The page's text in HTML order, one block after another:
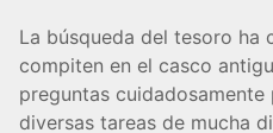
La búsqueda del tesoro ha
compiten en el casco
preguntas
diversas tareas de mucha